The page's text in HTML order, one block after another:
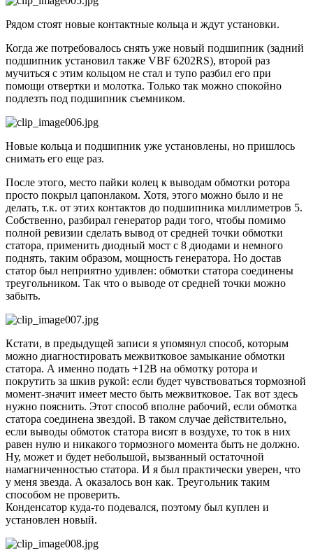
Рядом стоят новые контактные кольца и ждут установки.
Когда же потребовалось снять уже новый подшипник (задний
подшипник установил также VBF 6202RS), второй раз
мучиться с этим кольцом не стал и тупо разбил его при
помощи отвертки и молотка. Только так можно спокойно
подлезть под подшипник съемником.
Новые кольца и подшипник уже установлены, но пришлось
снимать его еще раз.
После этого, место пайки колец к выводам обмотки ротора
просто покрыл цапонлаком. Хотя, этого можно было и не
делать, т.к. от этих контактов до подшипника миллиметров 5.
Собственно, разбирал генератор ради того, чтобы помимо
полной ревизии сделать вывод от средней точки обмотки
статора, применить диодный мост с 8 диодами и немного
поднять, таким образом, мощность генератора. Но достав
статор был неприятно удивлен: обмотки статора соединены
треугольником. Так что о выводе от средней точки можно
забыть.
Кстати, в предыдущей записи я упомянул способ, которым
можно диагностировать межвитковое замыкание обмотки
статора. А именно подать +12В на обмотку ротора и
покрутить за шкив рукой: если будет чувствоваться тормозной
момент-значит имеет место быть межвитковое. Так вот здесь
нужно пояснить. Этот способ вполне рабочий, если обмотка
статора соединена звездой. В таком случае действительно,
если выводы обмоток статора висят в воздухе, то ток в них
равен нулю и никакого тормозного момента быть не должно.
Ну, может и будет небольшой, вызванный остаточной
намагниченностью статора. И я был практически уверен, что
у меня звезда. А оказалось вон как. Треугольник таким
способом не проверить.
Конденсатор куда-то подевался, поэтому был куплен и
установлен новый.